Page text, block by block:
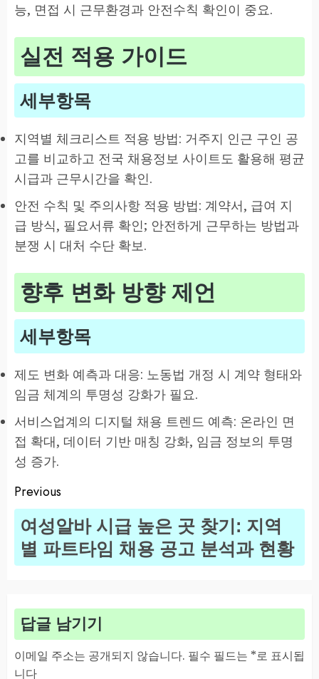
능, 면접 시 근무환경과 안전수칙 확인이 중요.
실전 적용 가이드
세부항목
지역별 체크리스트 적용 방법: 거주지 인근 구인 공
고를 비교하고 전국 채용정보 사이트도 활용해 평균
시급과 근무시간을 확인.
안전 수칙 및 주의사항 적용 방법: 계약서, 급여 지
급 방식, 필요서류 확인; 안전하게 근무하는 방법과
분쟁 시 대처 수단 확보.
향후 변화 방향 제언
세부항목
제도 변화 예측과 대응: 노동법 개정 시 계약 형태와
임금 체계의 투명성 강화가 필요.
서비스업계의 디지털 채용 트렌드 예측: 온라인 면
접 확대, 데이터 기반 매칭 강화, 임금 정보의 투명
성 증가.
Post
navigation
Previous
여성알바 시급 높은 곳 찾기: 지역
별 파트타임 채용 공고 분석과 현황
답글 남기기
이메일 주소는 공개되지 않습니다. 필수 필드는 *로 표시됩
니다